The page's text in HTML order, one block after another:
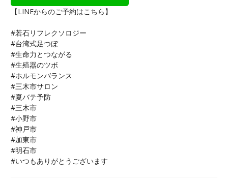
【LINEからのご予約はこちら】
#若石リフレクソロジー
#台湾式足つぼ
#生命力とつながる
#生殖器のツボ
#ホルモンバランス
#三木市サロン
#夏バテ予防
#三木市
#小野市
#神戸市
#加東市
#明石市
#いつもありがとうございます